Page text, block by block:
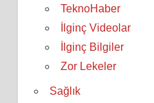
TeknoHaber
İlginç Videolar
İlginç Bilgiler
Zor Lekeler
Sağlık